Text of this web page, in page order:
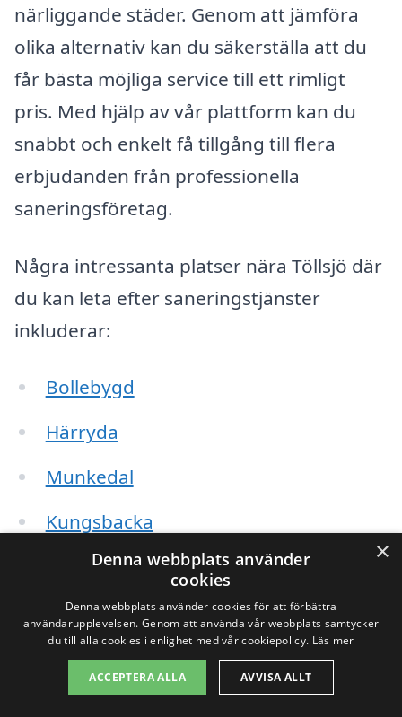
närliggande städer. Genom att jämföra
olika alternativ kan du säkerställa att du
får bästa möjliga service till ett rimligt
pris. Med hjälp av vår plattform kan du
snabbt och enkelt få tillgång till flera
erbjudanden från professionella
saneringsföretag.
Några intressanta platser nära Töllsjö där
du kan leta efter saneringstjänster
inkluderar:
Bollebygd
Härryda
Munkedal
Kungsbacka
Göteborg
Borås
Mark
Svenljunga
×
Denna webbplats använder
cookies
Denna webbplats använder cookies för att förbättra
användarupplevelsen. Genom att använda vår webbplats samtycker
du till alla cookies i enlighet med vår cookiepolicy. Läs mer
ACCEPTERA ALLA AVVISA ALLT